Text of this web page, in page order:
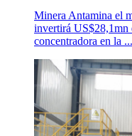
Minera Antamina el
invertirá US$28,1mn
concentradora en la